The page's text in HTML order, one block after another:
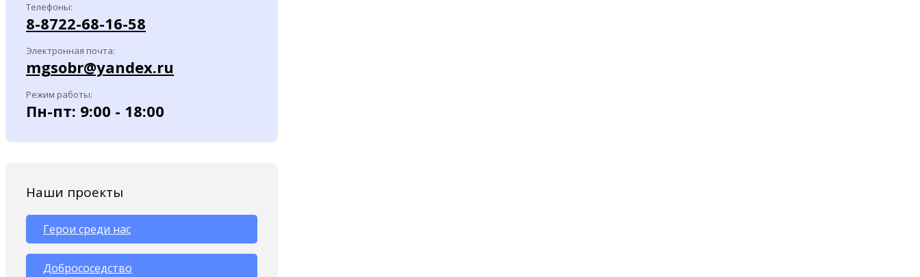
Телефоны:
8-8722-68-16-58
Электронная почта:
mgsobr@yandex.ru
Режим работы:
Пн-пт: 9:00 - 18:00
Наши проекты
Герои среди нас
Добрососедство